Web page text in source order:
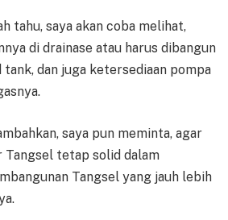
tahu, saya akan coba melihat,
di drainase atau harus dibangun
dan juga ketersediaan pompa
saya pun meminta, agar
Tangsel tetap solid dalam
Tangsel yang jauh lebih